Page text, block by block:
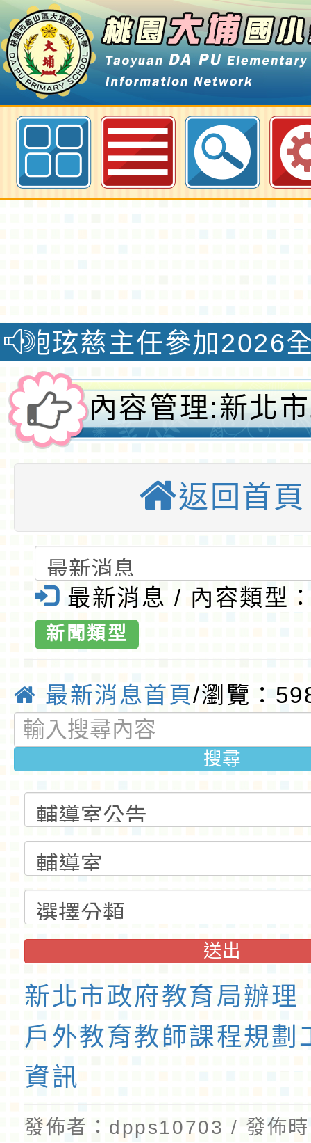
新北市政府教育局辦理「新北市戶
規劃工作坊」資訊-桃園大埔國小
參加2026全國教學
內容管理:新北
教育教師課程
坊」資訊-桃園
全球資訊網-桃
返回首頁
最新消息 / 內容類型
新聞類型
最新消息首頁/瀏覽：
搜尋
送出
新北市政府教育局辦理
戶外教育教師課程規劃
資訊
發佈者：dpps10703 / 發佈